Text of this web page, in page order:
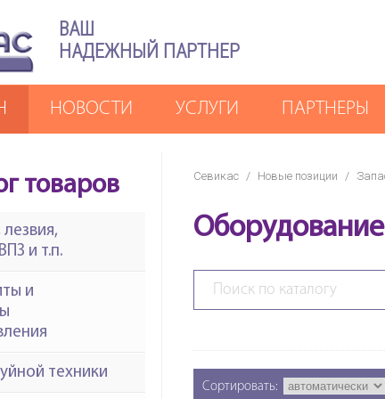
ВАШ
НАДЕЖНЫЙ ПАРТНЕР
НОВОСТИ УСЛУГИ ПАРТНЕРЫ
Севикас / Новые позиции /
Сортировать:
товаров
и т.п.
и
техники